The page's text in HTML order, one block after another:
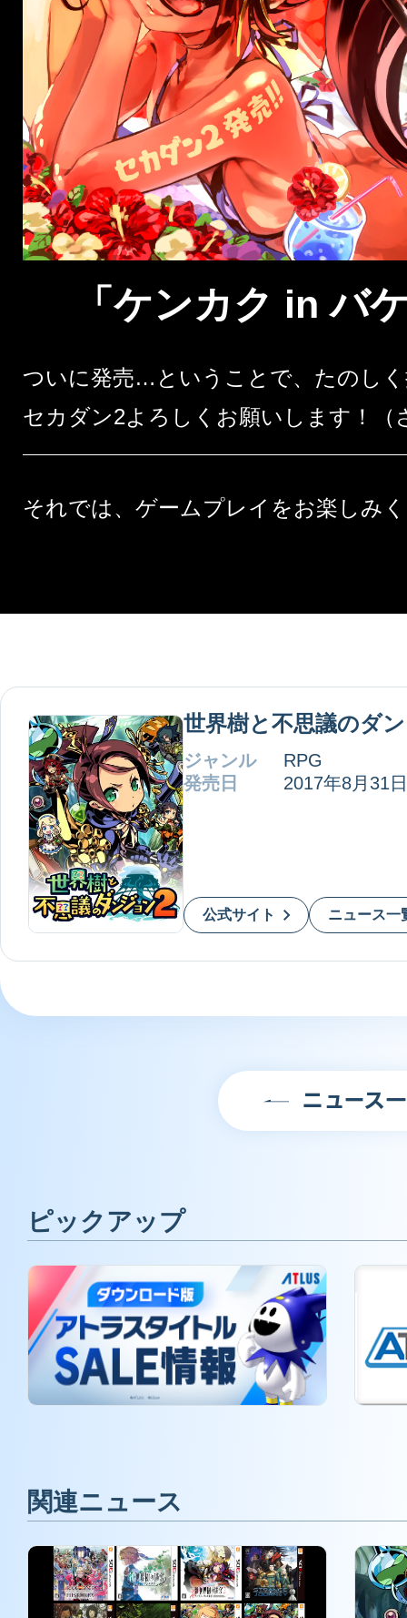
「ケンカク in バ
ついに発売…ということで、たのし
セカダン2よろしくお願いします！（
それでは、ゲームプレイをお楽しみ
世界樹と不思議のダ
ジャンル
RPG
発売日
2017年8月31日
公式サイト ニュース一
ニュース
ピックアップ
関連ニュース